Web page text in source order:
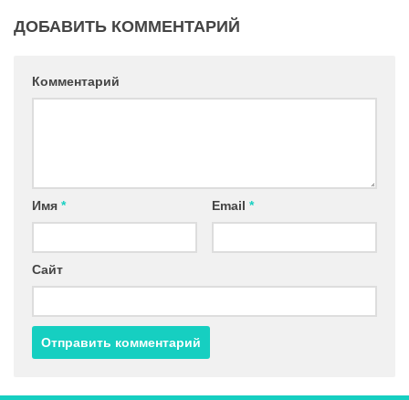
ДОБАВИТЬ КОММЕНТАРИЙ
Комментарий
Имя * Email *
Сайт